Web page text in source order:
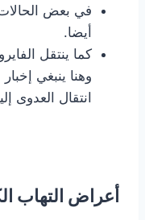
في بعض
أيضا.
كما ينتقل
وهنا ينبغي
انتقال العدوى
أعراض التهاب